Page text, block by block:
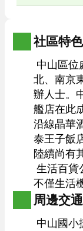
社區特色
北、南京
辦人士。
艦店在此
沿線晶華
泰王子飯
陸續尚有
生活百貨公司、飯店、國際精品、娛樂...，
不僅生活
周邊交通